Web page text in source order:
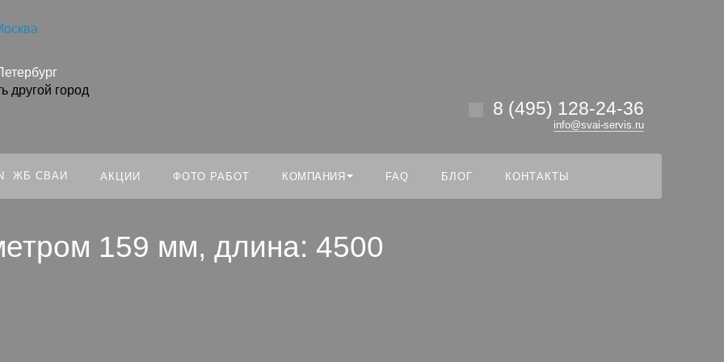
другой город
8 (495) 128-24-36
info@svai-servis.ru
ЖБ СВАИ АКЦИИ ФОТО РАБОТ КОМПАНИЯ FAQ БЛОГ КОНТАКТЫ
159 мм, длина: 4500